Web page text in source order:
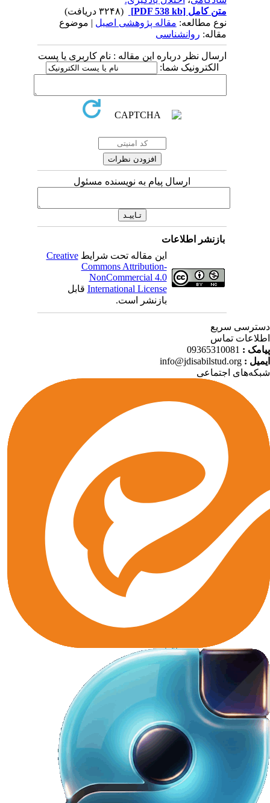
متن کامل[PDF 538 kb]
نوع مطالعه:مقاله پژوهشی اصیل| موضوع
مقاله:روانشناسی
ارسال نظر درباره این مقاله : نام کاربری یا پست
الکترونیک شما:
ارسال پیام به نویسنده مسئول
بازنشر اطلاعات
این مقاله تحت شرایطCreative
Commons Attribution-
NonCommercial 4.0
International Licenseقابل
بازنشر است.
سریع
تماس
:
09365310081
:
info@jdisabilstud.org
اجتماعی